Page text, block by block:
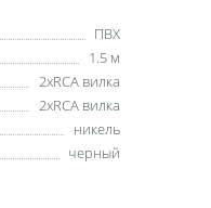
ПВХ
1.5 м
2хRCA вилка
2хRCA вилка
никель
черный